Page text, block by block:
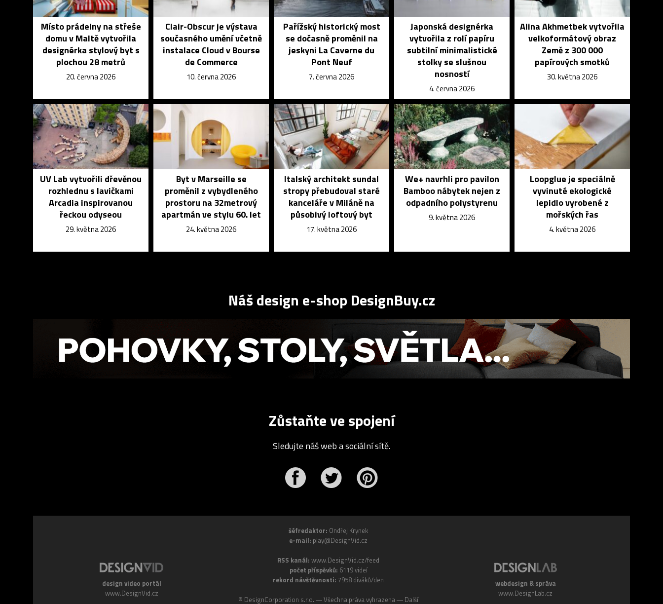
Místo prádelny na střeše
domu v Maltě vytvořila
designérka stylový byt s
plochou 28 metrů
20. června 2026
Clair-Obscur je výstava
současného umění včetně
instalace Cloud v Bourse
de Commerce
10. června 2026
Pařížský historický most
se dočasně proměnil na
jeskyni La Caverne du
Pont Neuf
7. června 2026
Japonská designérka
vytvořila z rolí papíru
subtilní minimalistické
stolky se slušnou
nosností
4. června 2026
Alina Akhmetbek vytvořila
velkoformátový obraz
Země z 300 000
papírových smotků
30. května 2026
UV Lab vytvořili dřevěnou
rozhlednu s lavičkami
Arcadia inspirovanou
řeckou odyseou
29. května 2026
Byt v Marseille se
proměnil z vybydleného
prostoru na 32metrový
apartmán ve stylu 60. let
24. května 2026
Italský architekt sundal
stropy přebudoval staré
kanceláře v Miláně na
působivý loftový byt
17. května 2026
We+ navrhli pro pavilon
Bamboo nábytek nejen z
odpadního polystyrenu
9. května 2026
Loopglue je speciálně
vyvinuté ekologické
lepidlo vyrobené z
mořských řas
4. května 2026
Náš design e-shop DesignBuy.cz
Zůstaňte ve spojení
Sledujte náš web a sociální sítě.
design video portál
www.DesignVid.cz
šéfredaktor: Ondřej Krynek
e-mail: play@DesignVid.cz
RSS kanál: www.DesignVid.cz/feed
počet příspěvků: 6119 videí
rekord návštěvnosti: 7958 diváků/den
© DesignCorporation s.r.o. ― Všechna práva vyhrazena ― Další
webdesign & správa
www.DesignLab.cz